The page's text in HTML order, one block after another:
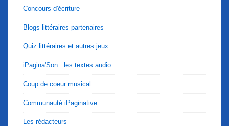
Concours d'écriture
Blogs littéraires partenaires
Quiz littéraires et autres jeux
iPagina'Son : les textes audio
Coup de coeur musical
Communauté iPaginative
Les rédacteurs